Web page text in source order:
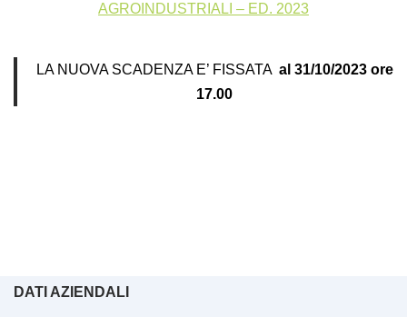
AGROINDUSTRIALI – ED. 2023
LA NUOVA SCADENZA E’ FISSATA al 31/10/2023 ore
17.00
DATI AZIENDALI